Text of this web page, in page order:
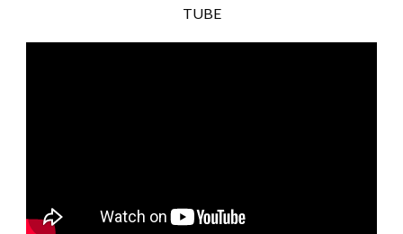
TUBE